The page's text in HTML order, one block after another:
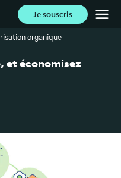
Je souscris
organique
et économisez